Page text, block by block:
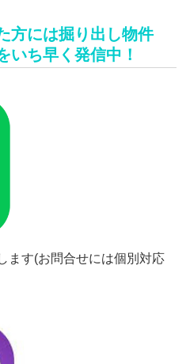
方には掘り出し物件
いち早く発信中！
ます(お問合せには個別対応